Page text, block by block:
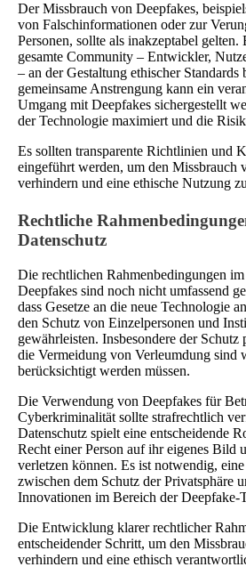
Der Missbrauch von Deepfakes,
von Falschinformationen oder zur
Personen, sollte als inakzeptabel
gesamte Community – Entwickler,
– an der Gestaltung ethischer
gemeinsame Anstrengung kann ein
Umgang mit Deepfakes sichergestellt
der Technologie maximiert und die
Es sollten transparente Richtlinien und
eingeführt werden, um den Missbrauch
verhindern und eine ethische Nutzung
Rechtliche
Datenschutz
Die rechtlichen Rahmenbedingungen
Deepfakes sind noch nicht umfassend
dass Gesetze an die neue Technologie
den Schutz von Einzelpersonen und
gewährleisten. Insbesondere der Schutz
die Vermeidung von Verleumdung sind
berücksichtigt werden müssen.
Die Verwendung von Deepfakes für
Cyberkriminalität sollte strafrechtlich
Datenschutz spielt eine entscheidende
Recht einer Person auf ihr eigenes Bild
verletzen können. Es ist notwendig,
zwischen dem Schutz der Privatsphäre
Innovationen im Bereich der Deepfake-
Die Entwicklung klarer rechtlicher
entscheidender Schritt, um den
verhindern und eine ethisch